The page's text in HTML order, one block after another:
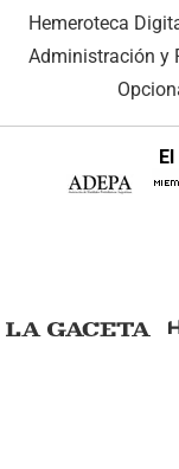
Hemeroteca
Administración y